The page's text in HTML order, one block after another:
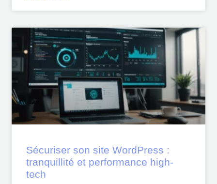
Sécuriser son site WordPress :
tranquillité et performance high-
tech